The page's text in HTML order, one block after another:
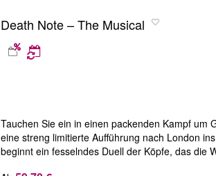
Death Note – The Musical
Tauchen Sie ein in einen packenden Kampf um
eine streng limitierte Aufführung nach London
beginnt ein fesselndes Duell der Köpfe, das die